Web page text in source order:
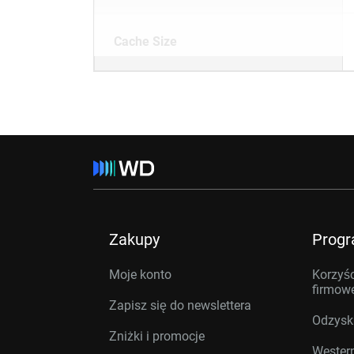
Cache Size
Zakupy
Moje konto
Zapisz się do newslettera
Zniżki i promocje